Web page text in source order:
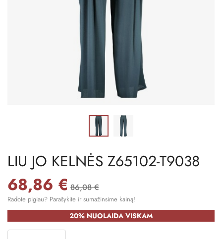
LIU JO KELNĖS Z65102-T9038
68,86 € 86,08 €
Radote pigiau? Parašykite ir sumažinsime kainą!
20% NUOLAIDA VISKAM